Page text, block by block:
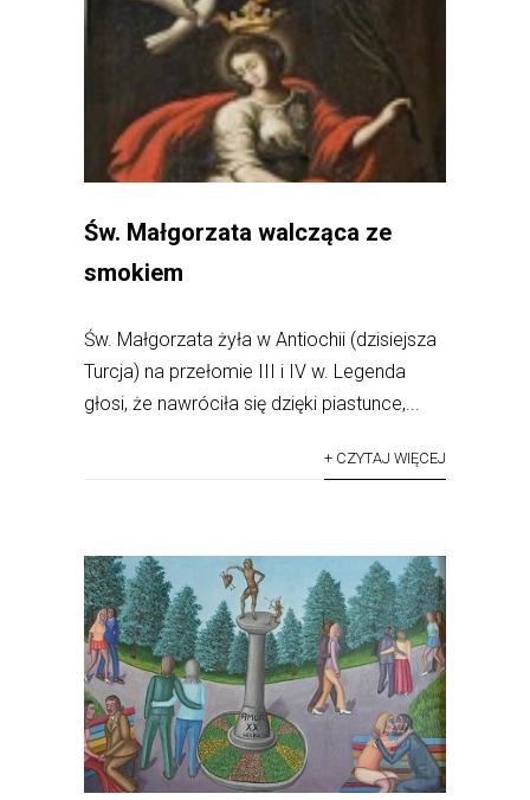
Św. Małgorzata walcząca ze
smokiem
Św. Małgorzata żyła w Antiochii (dzisiejsza
Turcja) na przełomie III i IV w. Legenda
głosi, że nawróciła się dzięki piastunce,...
+ CZYTAJ WIĘCEJ